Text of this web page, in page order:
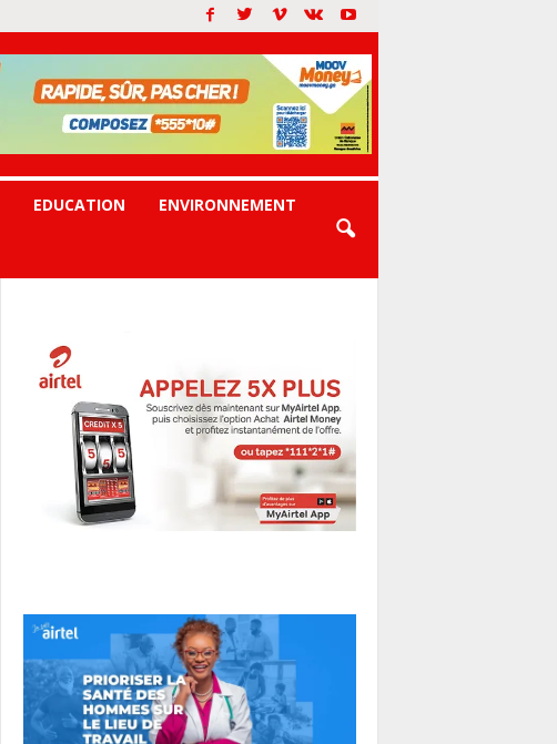
EDUCATION ENVIRONNEMENT